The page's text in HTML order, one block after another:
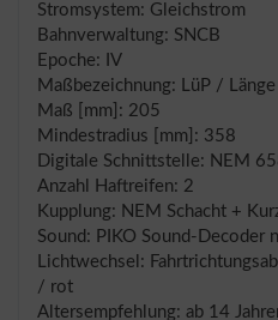
Stromsystem: Gleichstrom
Bahnverwaltung: SNCB
Epoche: IV
Maßbezeichnung: LüP /
Maß [mm]: 205
Mindestradius [mm]: 358
Digitale Schnittstelle: NEM
Anzahl Haftreifen: 2
Kupplung: NEM Schacht +
Sound: PIKO Sound-Decoder
Lichtwechsel:
/ rot
Altersempfehlung: ab 14